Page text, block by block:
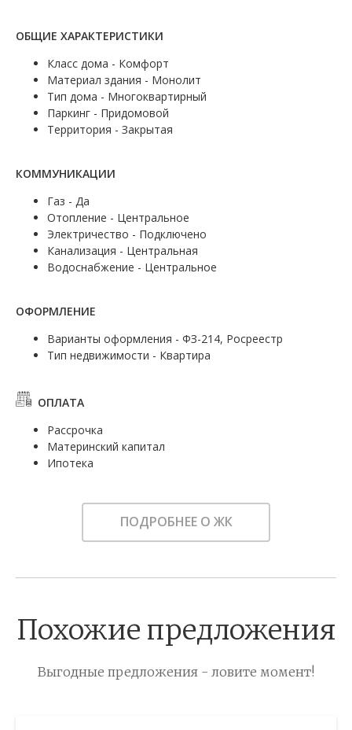
ОБЩИЕ ХАРАКТЕРИСТИКИ
Класс дома - Комфорт
Материал здания - Монолит
Тип дома - Многоквартирный
Паркинг - Придомовой
Территория - Закрытая
КОММУНИКАЦИИ
Газ - Да
Отопление - Центральное
Электричество - Подключено
Канализация - Центральная
Водоснабжение - Центральное
ОФОРМЛЕНИЕ
Варианты оформления - ФЗ-214, Росреестр
Тип недвижимости - Квартира
ОПЛАТА
Рассрочка
Материнский капитал
Ипотека
ПОДРОБНЕЕ О ЖК
Похожие предложения
Выгодные предложения - ловите момент!